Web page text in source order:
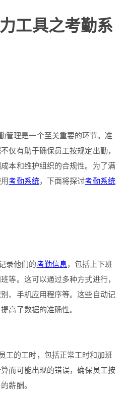
工具之考勤系
管理是一个至关重要的环节。准
仅有助于确保员工按规定出勤，
本和维护组织的合规性。为了满
考勤系统，下面将探讨考勤系统
录他们的考勤信息，包括上下班
等。这可以通过多种方式进行，
、手机应用程序等。这些自动记
高了数据的准确性。
工的工时，包括正常工时和加班
而可能出现的错误，确保员工按
薪酬。